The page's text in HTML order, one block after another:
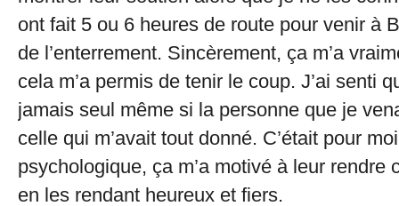
ont fait 5 ou 6 heures de route pour venir à
de l’enterrement. Sincèrement, ça m’a
cela m’a permis de tenir le coup. J’ai senti
jamais seul même si la personne que je
celle qui m’avait tout donné. C’était pour
psychologique, ça m’a motivé à leur rendre
en les rendant heureux et fiers.